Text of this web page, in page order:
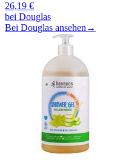
26,19 €
bei Douglas
Bei Douglas ansehen →